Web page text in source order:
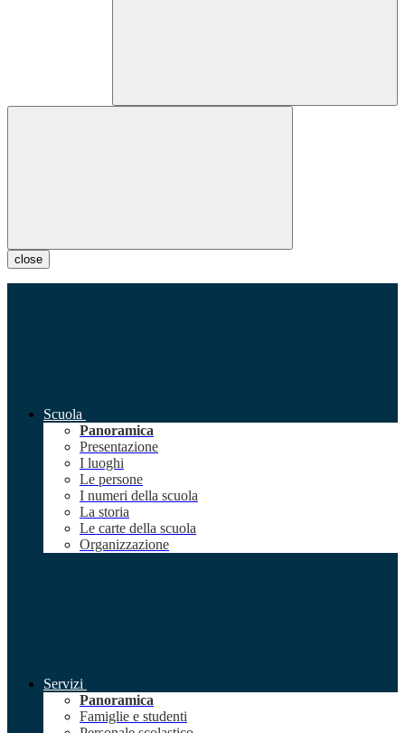
close
Scuola
Panoramica
Presentazione
I luoghi
Le persone
I numeri della scuola
La storia
Le carte della scuola
Organizzazione
Servizi
Panoramica
Famiglie e studenti